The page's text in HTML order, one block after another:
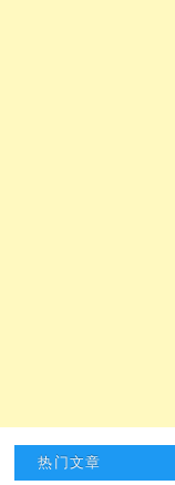
热门文章